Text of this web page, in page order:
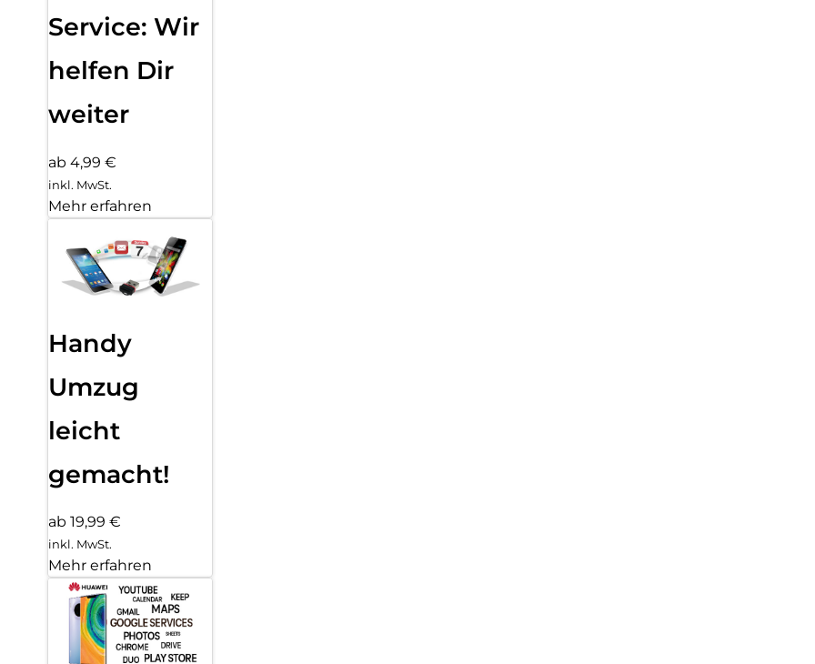
Service: Wir
helfen Dir
weiter
ab 4,99 €
inkl. MwSt.
Mehr erfahren
Handy
Umzug
leicht
gemacht!
ab 19,99 €
inkl. MwSt.
Mehr erfahren